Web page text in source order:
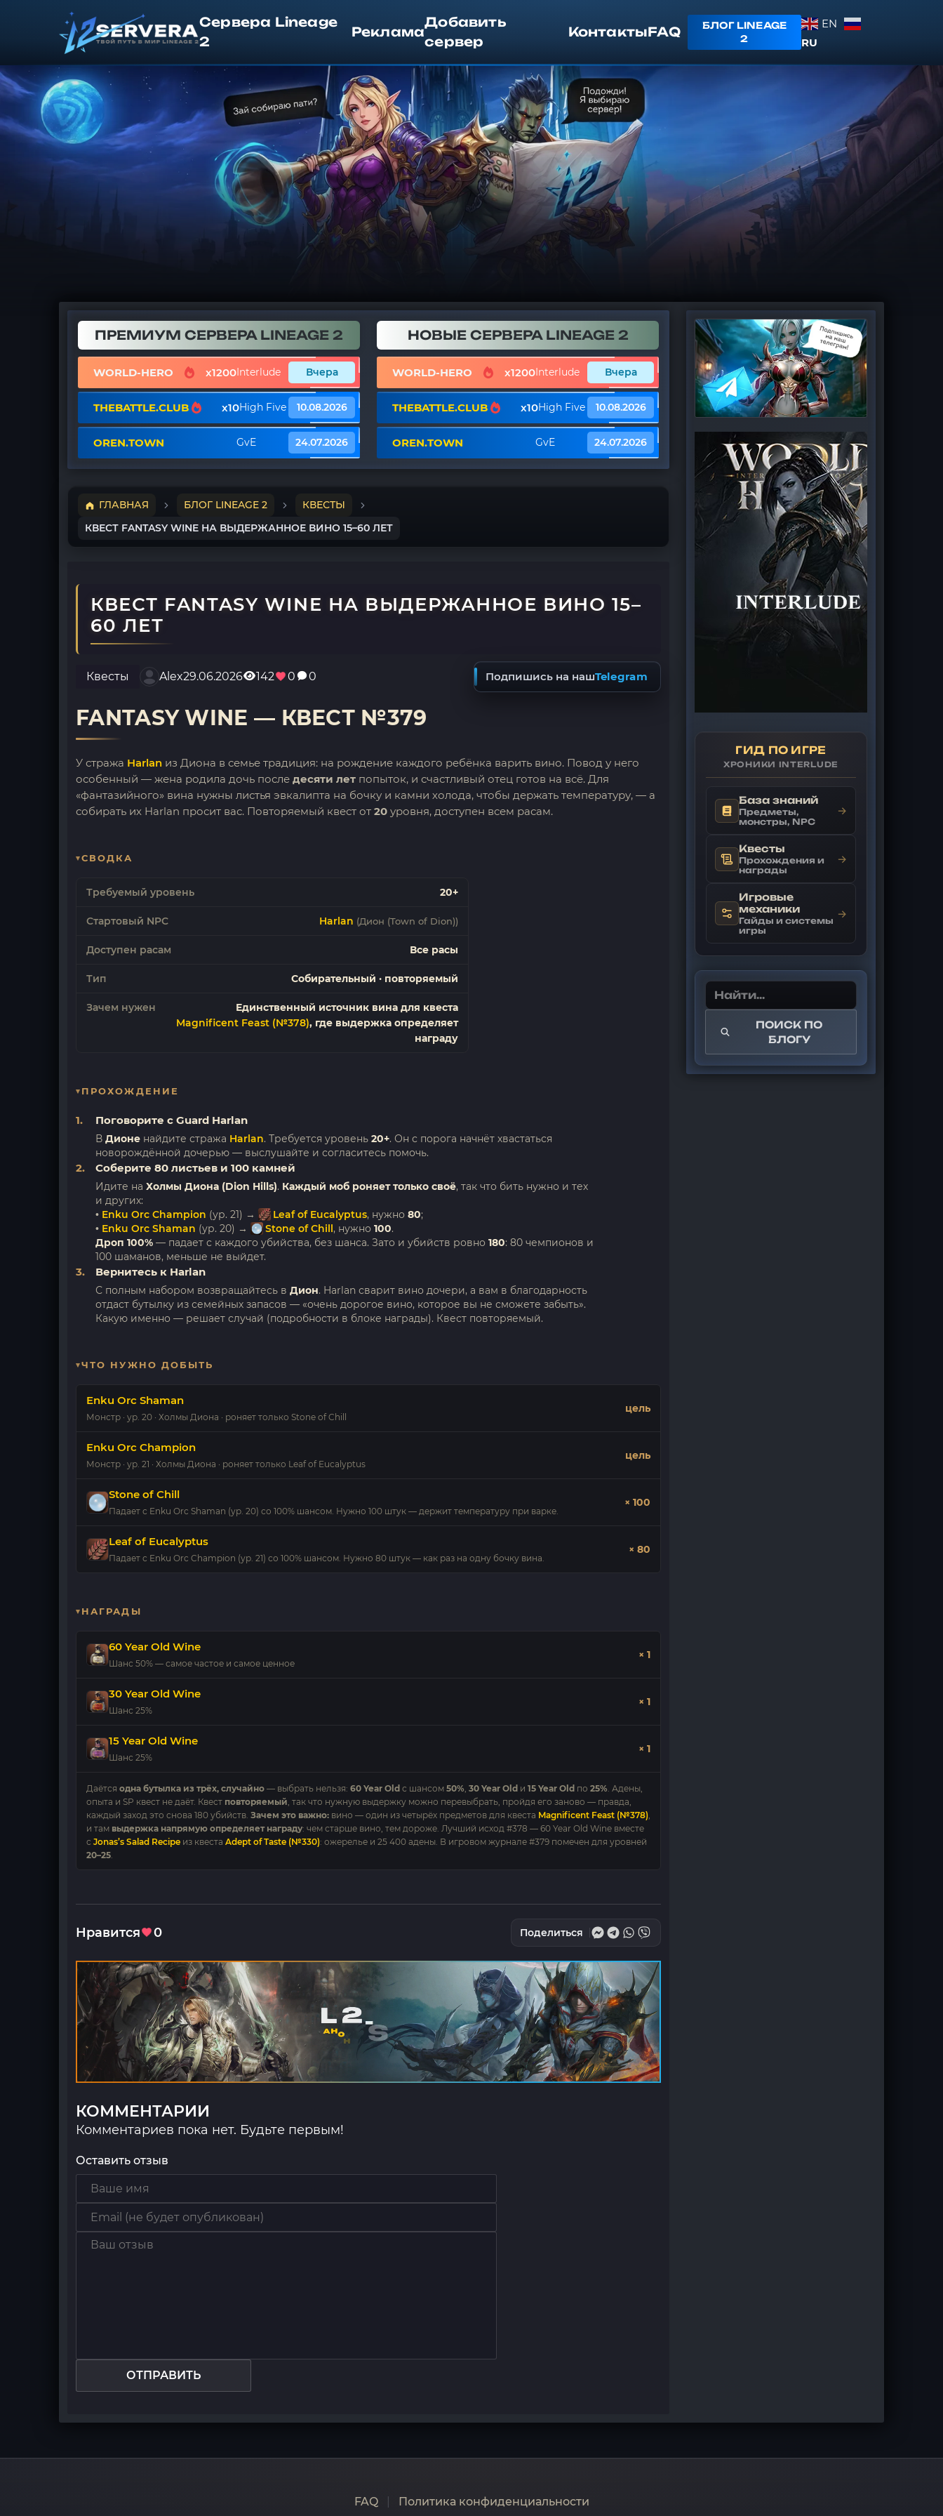
Сервера Lineage
2
Реклама
Добавить
сервер
КонтактыFAQ
БЛОГ LINEAGE
2
EN
RU
ПРЕМИУМ СЕРВЕРА LINEAGE 2
WORLD-HERO x1200Interlude Вчера
THEBATTLE.CLUB x10High Five 10.08.2026
OREN.TOWN GvE 24.07.2026
НОВЫЕ СЕРВЕРА LINEAGE 2
WORLD-HERO x1200Interlude Вчера
THEBATTLE.CLUB x10High Five 10.08.2026
OREN.TOWN GvE 24.07.2026
ГЛАВНАЯ БЛОГ LINEAGE 2
КВЕСТЫ
КВЕСТ FANTASY WINE НА ВЫДЕРЖАННОЕ ВИНО 15–60 ЛЕТ
КВЕСТ FANTASY WINE НА ВЫДЕРЖАННОЕ ВИНО 15–
60 ЛЕТ
Квесты Alex29.06.2026 142 0 0 Подпишись на нашTelegram
FANTASY WINE — КВЕСТ №379
У стража Harlan из Диона в семье традиция: на рождение каждого ребёнка варить вино. Повод у него
особенный — жена родила дочь после десяти лет попыток, и счастливый отец готов на всё. Для
«фантазийного» вина нужны листья эвкалипта на бочку и камни холода, чтобы держать температуру, — а
собирать их Harlan просит вас. Повторяемый квест от 20 уровня, доступен всем расам.
СВОДКА
Требуемый уровень 20+
Стартовый NPC Harlan (Дион (Town of Dion))
Доступен расам Все расы
Тип Собирательный · повторяемый
Зачем нужен
Единственный источник вина для квеста
Magnificent Feast (№378), где выдержка определяет
награду
ПРОХОЖДЕНИЕ
Поговорите с Guard Harlan
В Дионе найдите стража Harlan. Требуется уровень 20+. Он с порога начнёт хвастаться
новорождённой дочерью — выслушайте и согласитесь помочь.
Соберите 80 листьев и 100 камней
Идите на Холмы Диона (Dion Hills). Каждый моб роняет только своё, так что бить нужно и тех
и других:
• Enku Orc Champion (ур. 21) → Leaf of Eucalyptus, нужно 80;
• Enku Orc Shaman (ур. 20) → Stone of Chill , нужно 100.
Дроп 100% — падает с каждого убийства, без шанса. Зато и убийств ровно 180: 80 чемпионов и
100 шаманов, меньше не выйдет.
Вернитесь к Harlan
С полным набором возвращайтесь в Дион. Harlan сварит вино дочери, а вам в благодарность
отдаст бутылку из семейных запасов — «очень дорогое вино, которое вы не сможете забыть».
Какую именно — решает случай (подробности в блоке награды). Квест повторяемый.
ЧТО НУЖНО ДОБЫТЬ
Enku Orc Shaman
Монстр · ур. 20 · Холмы Диона · роняет только Stone of Chill
цель
Enku Orc Champion
Монстр · ур. 21 · Холмы Диона · роняет только Leaf of Eucalyptus
цель
Stone of Chill
Падает с Enku Orc Shaman (ур. 20) со 100% шансом. Нужно 100 штук — держит температуру при варке.
× 100
Leaf of Eucalyptus
Падает с Enku Orc Champion (ур. 21) со 100% шансом. Нужно 80 штук — как раз на одну бочку вина.
× 80
НАГРАДЫ
60 Year Old Wine
Шанс 50% — самое частое и самое ценное
× 1
30 Year Old Wine
Шанс 25%
× 1
15 Year Old Wine
Шанс 25%
× 1
Даётся одна бутылка из трёх, случайно — выбрать нельзя: 60 Year Old с шансом 50%, 30 Year Old и 15 Year Old по 25%. Адены,
опыта и SP квест не даёт. Квест повторяемый, так что нужную выдержку можно перевыбрать, пройдя его заново — правда,
каждый заход это снова 180 убийств. Зачем это важно: вино — один из четырёх предметов для квеста Magnificent Feast (№378),
и там выдержка напрямую определяет награду: чем старше вино, тем дороже. Лучший исход #378 — 60 Year Old Wine вместе
с Jonas’s Salad Recipe из квеста Adept of Taste (№330): ожерелье и 25 400 адены. В игровом журнале #379 помечен для уровней
20–25.
Нравится 0 Поделиться
КОММЕНТАРИИ
Комментариев пока нет. Будьте первым!
Оставить отзыв
ОТПРАВИТЬ
ГИД ПО ИГРЕ
ХРОНИКИ INTERLUDE
База знаний
Предметы,
монстры, NPC
→
Квесты
Прохождения и
награды
→
Игровые
механики
Гайды и системы
игры
→
ПОИСК ПО
БЛОГУ
FAQ Политика конфиденциальности